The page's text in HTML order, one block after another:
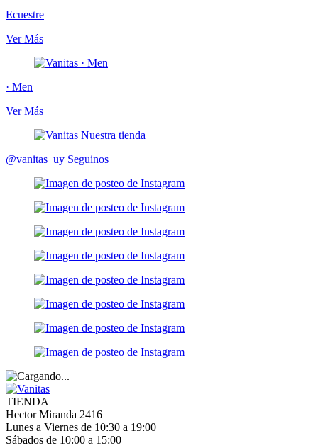
Ecuestre
Ver Más
· Men
Ver Más
@vanitas_uy Seguinos
TIENDA
Hector Miranda 2416
Lunes a Viernes de 10:30 a 19:00
Sábados de 10:00 a 15:00